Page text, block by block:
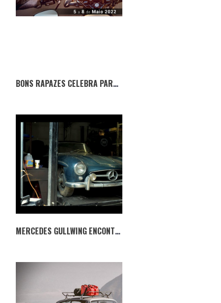
BONS RAPAZES CELEBRA PARCERIA COM A EXPOMOTO
MERCEDES GULLWING ENCONTRADO 42 ANOS DEPOIS